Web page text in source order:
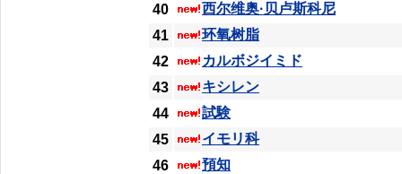
40
西尔维奥·贝卢斯科尼
41
环氧树脂
42
カルボジイミド
43
キシレン
44
試験
45
イモリ科
46
預知